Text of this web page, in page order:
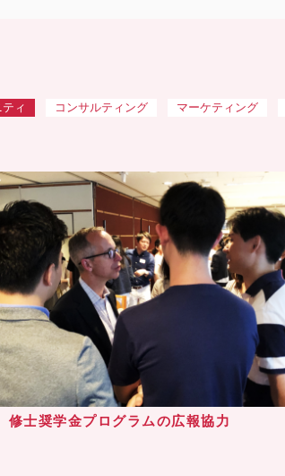
ィ コンサルティング マーケティング
修士奨学金プログラムの広報協力